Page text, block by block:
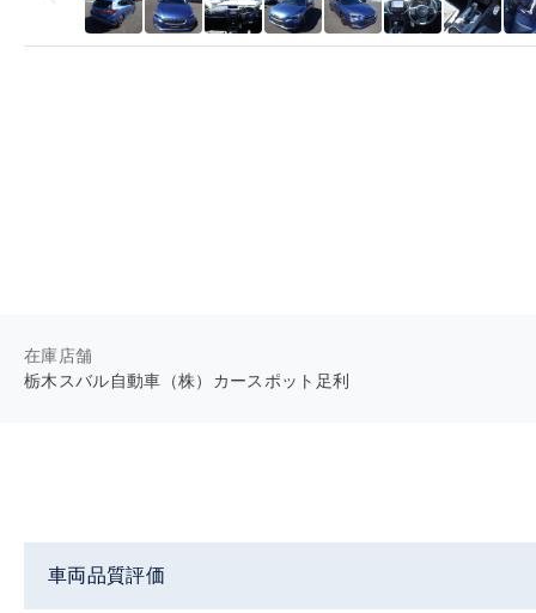
在庫店舗
栃木スバル自動車（株）カースポット足利
車両品質評価